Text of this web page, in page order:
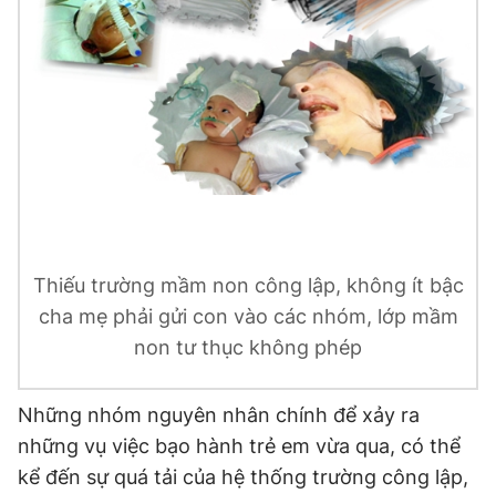
Thông tin tòa soạn Liên hệ quảng cáo
Đọc Thanh Niên trên điện thoại
Theo dõi báo trên
Đặt báo Quảng cáo Chính sách bảo
Thiếu trường mầm non công lập, không ít bậc
cha mẹ phải gửi con vào các nhóm, lớp mầm
non tư thục không phép
Những nhóm nguyên nhân chính để xảy ra
những vụ việc bạo hành trẻ em vừa qua, có thể
kể đến sự quá tải của hệ thống trường công lập,